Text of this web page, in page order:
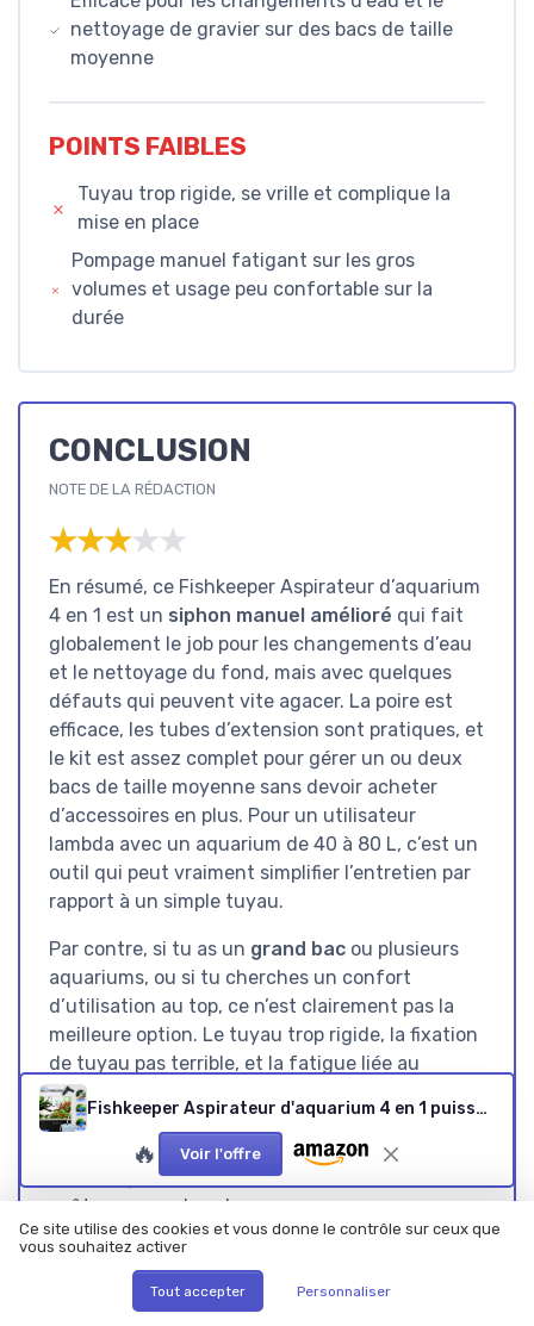
nettoyage de gravier sur des bacs de taille
moyenne
POINTS FAIBLES
Tuyau trop rigide, se vrille et complique la
mise en place
Pompage manuel fatigant sur les gros
volumes et usage peu confortable sur la
durée
CONCLUSION
NOTE DE LA RÉDACTION
★★★★★
★★★★★
En résumé, ce Fishkeeper Aspirateur d’aquarium
4 en 1 est un siphon manuel amélioré qui fait
globalement le job pour les changements d’eau
et le nettoyage du fond, mais avec quelques
défauts qui peuvent vite agacer. La poire est
efficace, les tubes d’extension sont pratiques, et
le kit est assez complet pour gérer un ou deux
bacs de taille moyenne sans devoir acheter
d’accessoires en plus. Pour un utilisateur
lambda avec un aquarium de 40 à 80 L, c’est un
outil qui peut vraiment simplifier l’entretien par
rapport à un simple tuyau.
Par contre, si tu as un grand bac ou plusieurs
aquariums, ou si tu cherches un confort
d’utilisation au top, ce n’est clairement pas la
meilleure option. Le tuyau trop rigide, la fixation
de tuyau pas terrible, et la fatigue liée au
pompage manuel sur de gros volumes font
qu’on atteint vite les limites du système. Dans
ce cas, un aspirateur électrique ou un kit plus
haut de gamme sera plus adapté, même s’il
coûte un peu plus cher.
Donc, pour qui c’est fait ? Pour les débutants,
les propriétaires de petits à moyens bacs, et
ceux qui veulent un kit simple, sans électricité,
Fishkeeper Aspirateur d'aquarium 4 en 1 puissant - Kit de nettoyage réglable - Nettoyeur de sol amovible contre le colmatage - Pour le changement de l'eau, le nettoyage du sable et la circulation de 280 L/H
🔥 Voir l'offre
Ce site utilise des cookies et vous donne le contrôle sur ceux que
vous souhaitez activer
Tout accepter Personnaliser